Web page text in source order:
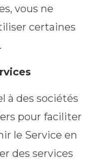
vous ne
certaines
à des sociétés
pour faciliter
le Service en
des services